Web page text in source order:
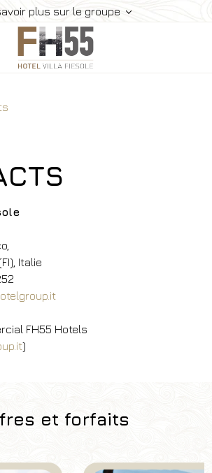
plus sur le groupe
Événements
Réservez
Italie
FH55 Hotels
)
et forfaits